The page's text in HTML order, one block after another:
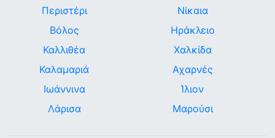
Περιστέρι
Βόλος
Καλλιθέα
Καλαμαριά
Ιωάννινα
Λάρισα
Νίκαια
Ηράκλειο
Χαλκίδα
Αχαρνές
Ίλιον
Μαρούσι